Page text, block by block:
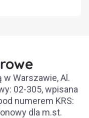
Warszawie, Al.
02-305, wpisana
numerem KRS:
dla m.st.